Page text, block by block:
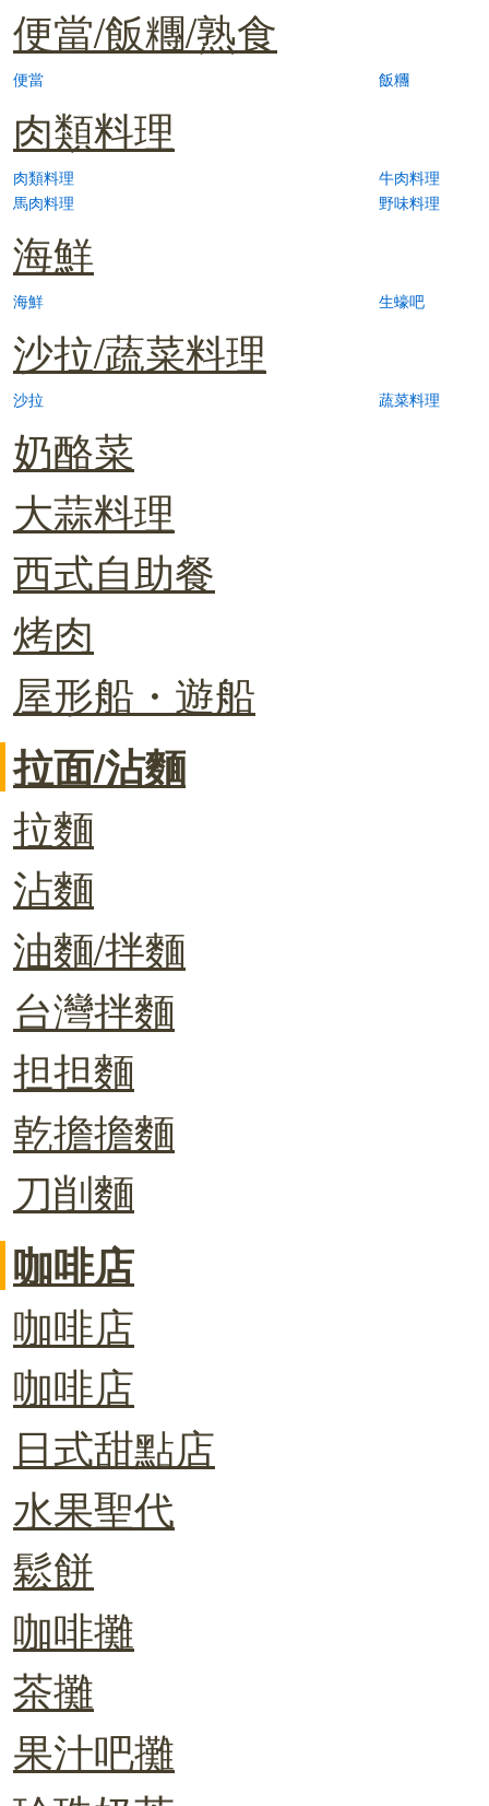
便當/飯糰/熟食
便當 飯糰
肉類料理
肉類料理
牛肉料理
馬肉料理
野味料理
海鮮
海鮮 生蠔吧
沙拉/蔬菜料理
沙拉 蔬菜料理
奶酪菜
大蒜料理
西式自助餐
烤肉
屋形船・遊船
拉面/沾麵
拉麵
沾麵
油麵/拌麵
台灣拌麵
担担麵
乾擔擔麵
刀削麵
咖啡店
咖啡店
咖啡店
日式甜點店
水果聖代
鬆餅
咖啡攤
茶攤
果汁吧攤